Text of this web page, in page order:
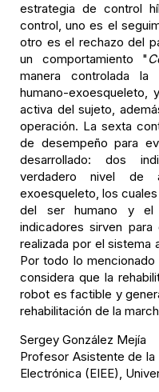
estrategia de control
control, uno es el
otro es el rechazo del
un comportamiento "
manera controlada
humano-exoesqueleto,
activa del sujeto,
operación. La sexta
de desempeño para
desarrollado: dos
verdadero nivel de
exoesqueleto, los
del ser humano y el
indicadores sirven
realizada por el sistema
Por todo lo
considera que la
robot es factible y
rehabilitación de la
Sergey González Mejía
Profesor Asistente de la
Electrónica (EIEE),